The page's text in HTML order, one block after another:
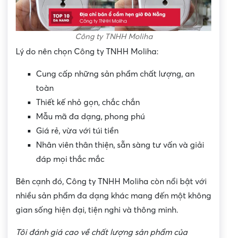
Công ty TNHH Moliha
Lý do nên chọn Công ty TNHH Moliha:
Cung cấp những sản phẩm chất lượng, an
toàn
Thiết kế nhỏ gọn, chắc chắn
Mẫu mã đa dạng, phong phú
Giá rẻ, vừa với túi tiền
Nhân viên thân thiện, sẵn sàng tư vấn và giải
đáp mọi thắc mắc
Bên cạnh đó, Công ty TNHH Moliha còn nổi bật với
nhiều sản phẩm đa dạng khác mang đến một không
gian sống hiện đại, tiện nghi và thông minh.
Tôi đánh giá cao về chất lượng sản phẩm của